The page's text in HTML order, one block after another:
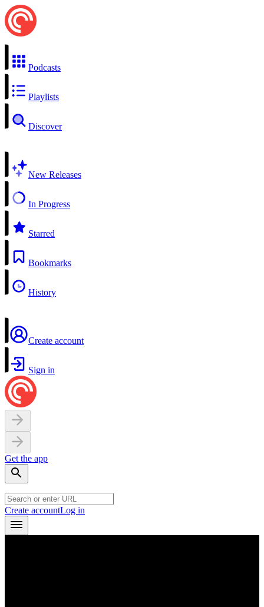
Podcasts
Playlists
Discover
New Releases
In Progress
Starred
Bookmarks
History
Create account
Sign in
Get the app
Create accountLog in